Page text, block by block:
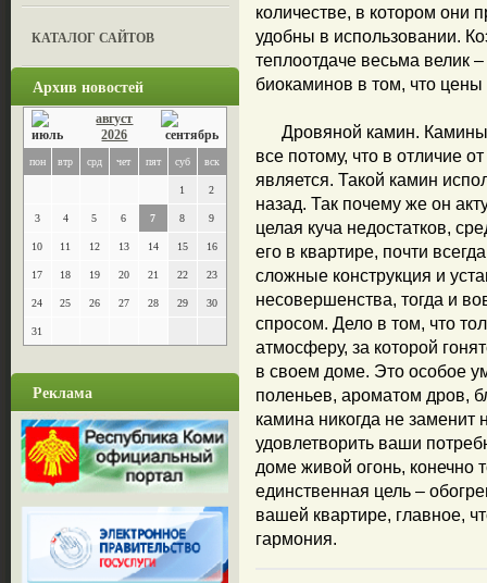
КАТАЛОГ САЙТОВ
Архив новостей
август
2026
пон втр срд чет пят суб вск
1 2
3 4 5 6 7 8 9
10 11 12 13 14 15 16
17 18 19 20 21 22 23
24 25 26 27 28 29 30
31
Реклама
количестве, в котором они
удобны в использовании.
теплоотдаче весьма велик
биокаминов в том, что цены
Дровяной камин. Камины
все потому, что в отличие
является. Такой камин
назад. Так почему же он
целая куча недостатков,
его в квартире, почти
сложные конструкция и
несовершенства, тогда и
спросом. Дело в том, что
атмосферу, за которой
в своем доме. Это особое
поленьев, ароматом дров,
камина никогда не
удовлетворить ваши
доме живой огонь, конечно
единственная цель –
вашей квартире, главное,
гармония.